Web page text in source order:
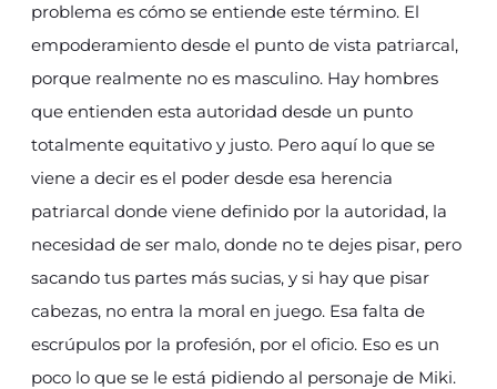
problema es cómo se entiende este término. El
empoderamiento desde el punto de vista patriarcal,
porque realmente no es masculino. Hay hombres
que entienden esta autoridad desde un punto
totalmente equitativo y justo. Pero aquí lo que se
viene a decir es el poder desde esa herencia
patriarcal donde viene definido por la autoridad, la
necesidad de ser malo, donde no te dejes pisar, pero
sacando tus partes más sucias, y si hay que pisar
cabezas, no entra la moral en juego. Esa falta de
escrúpulos por la profesión, por el oficio. Eso es un
poco lo que se le está pidiendo al personaje de Miki.